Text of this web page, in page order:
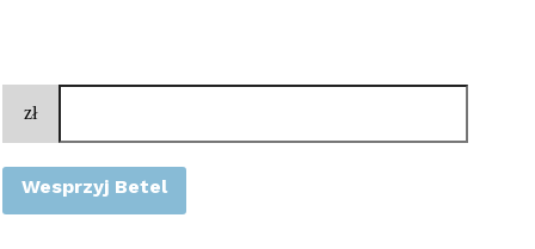
zł
Wesprzyj Betel